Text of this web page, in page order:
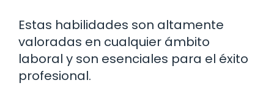
Estas habilidades son altamente
valoradas en cualquier ámbito
laboral y son esenciales para el éxito
profesional.